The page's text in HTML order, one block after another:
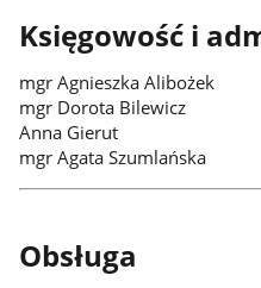
Księgowość i
mgr Agnieszka Alibożek
mgr Dorota Bilewicz
Anna Gierut
mgr Agata Szumlańska
Obsługa